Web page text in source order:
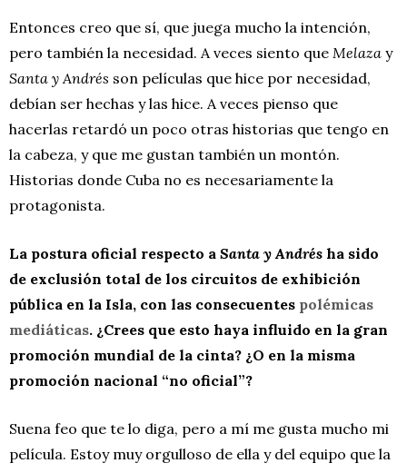
Entonces creo que sí, que juega mucho la intención,
pero también la necesidad. A veces siento que Melaza y
Santa y Andrés son películas que hice por necesidad,
debían ser hechas y las hice. A veces pienso que
hacerlas retardó un poco otras historias que tengo en
la cabeza, y que me gustan también un montón.
Historias donde Cuba no es necesariamente la
protagonista.
La postura oficial respecto a Santa y Andrés ha sido
de exclusión total de los circuitos de exhibición
pública en la Isla, con las consecuentes polémicas
mediáticas. ¿Crees que esto haya influido en la gran
promoción mundial de la cinta? ¿O en la misma
promoción nacional “no oficial”?
Suena feo que te lo diga, pero a mí me gusta mucho mi
película. Estoy muy orgulloso de ella y del equipo que la